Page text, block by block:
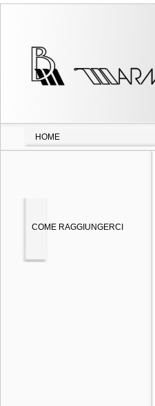
HOME
COME RAGGIUNGERCI